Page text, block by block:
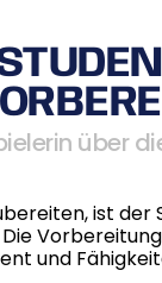
über
ist der
und